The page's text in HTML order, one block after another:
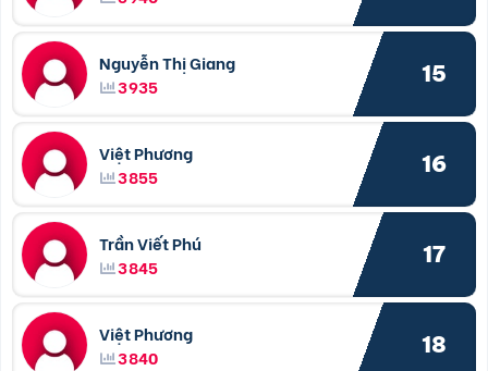
Nguyễn Thị Giang
3935
15
Việt Phương
3855
16
Trần Viết Phú
3845
17
Việt Phương
3840
18